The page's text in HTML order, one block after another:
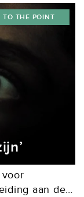
Syrische
aan de
TO THE POINT